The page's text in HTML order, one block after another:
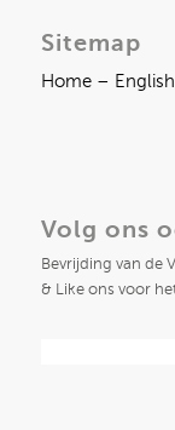
Sitemap
Home – English
Volg ons
Bevrijding van de
& Like ons voor